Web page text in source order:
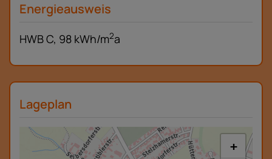
Energieausweis
HWBC, 98 kWh/m2a
Lageplan
+